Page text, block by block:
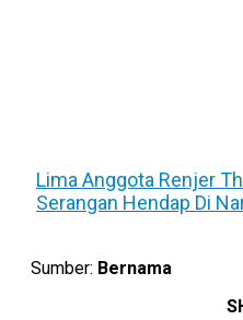
Lima Anggota Renjer
Serangan Hendap Di
Sumber: Bernama